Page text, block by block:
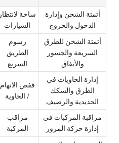
ساحة لانتظار
السيارات
أتمتة الشحن وإدارة
الدخول والخروج
رسوم
الطريق
السريع
أتمتة الشحن للطرق
السريعة والجسور
والأنفاق
قفص الاتهام
/ الحاوية
إدارة الحاويات في
الطرق والسكك
الحديدية والرصيف
مراقب
المركبة
مراقبة المركبات في
إدارة حركة المرور